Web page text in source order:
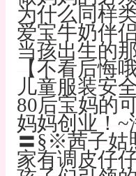
为什么同样
爱宝牛奶伴
当孩出生的
【不看后悔
儿童服装安
80后宝妈的
妈妈创业！
〓§※茜子姑
家有调皮仔